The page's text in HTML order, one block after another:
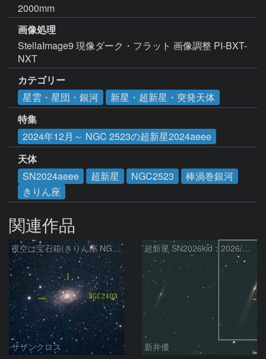
2000mm
画像処理
StellaImage9 現像ダーク・フラット 画像調整 PI-BXT-
NXT
カテゴリー
星雲・星団・銀河
新星・超新星・突発天体
特集
2024年12月～ NGC 2523の超新星2024aeee
天体
SN2024aeee
超新星 NGC2523
棒渦巻銀河
きりん座
関連作品
夜空は宝石箱(きりん座 NGC2403) Seestar50
サザンクロス
超新星 SN2026kid：2026/05/18
新井優